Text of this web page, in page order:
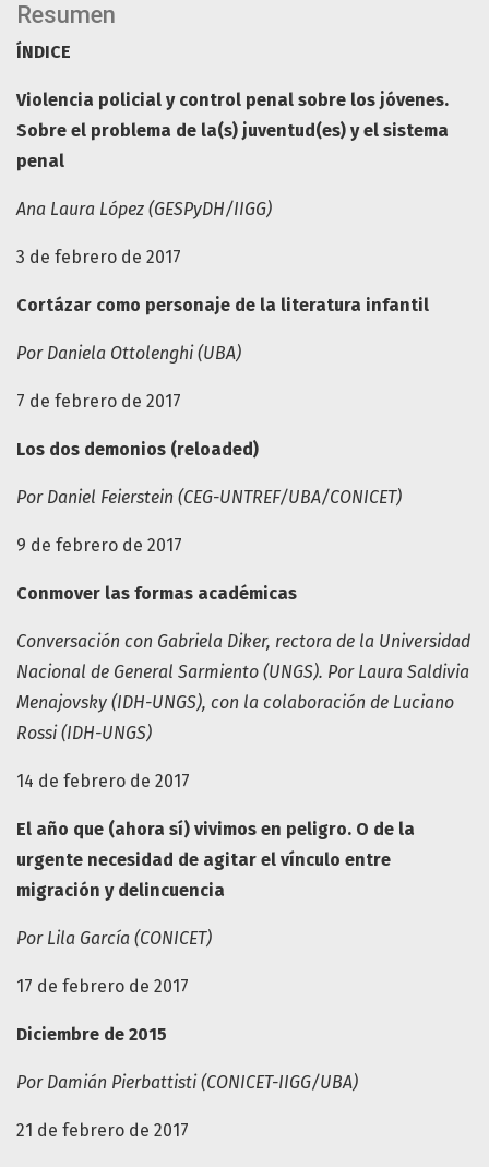
Resumen
ÍNDICE
Violencia policial y control penal sobre los jóvenes.
Sobre el problema de la(s) juventud(es) y el sistema
penal
Ana Laura López (GESPyDH/IIGG)
3 de febrero de 2017
Cortázar como personaje de la literatura infantil
Por Daniela Ottolenghi (UBA)
7 de febrero de 2017
Los dos demonios (reloaded)
Por Daniel Feierstein (CEG-UNTREF/UBA/CONICET)
9 de febrero de 2017
Conmover las formas académicas
Conversación con Gabriela Diker, rectora de la Universidad
Nacional de General Sarmiento (UNGS). Por Laura Saldivia
Menajovsky (IDH-UNGS), con la colaboración de Luciano
Rossi (IDH-UNGS)
14 de febrero de 2017
El año que (ahora sí) vivimos en peligro. O de la
urgente necesidad de agitar el vínculo entre
migración y delincuencia
Por Lila García (CONICET)
17 de febrero de 2017
Diciembre de 2015
Por Damián Pierbattisti (CONICET-IIGG/UBA)
21 de febrero de 2017